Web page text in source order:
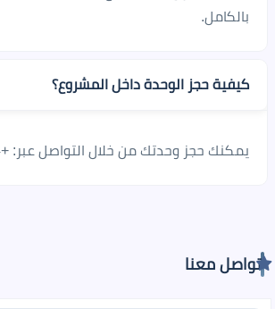
بالكامل.
كيفية حجز الوحدة داخل المشروع؟
يمكنك حجز وحدتك من خلال التواصل عبر: +201000646454
تواصل معنا